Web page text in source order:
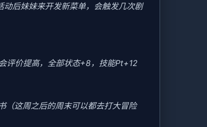
后妹妹来开发新菜单，会触发几次剧
评价提高，全部状态+8，技能Pt+12
（这周之后的周末可以都去打大冒险